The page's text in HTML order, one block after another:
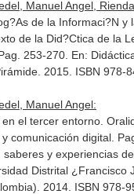
Manuel Angel,
de la Informaci?N y
de la Did?Ctica de la
253-270. En:
2015. ISBN 978-
Manuel Angel:
el tercer entorno.
comunicación digital.
saberes y experiencias
Distrital ¿Francisco
2014. ISBN 978-